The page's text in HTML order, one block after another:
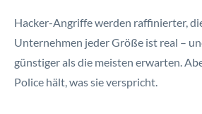
Hacker-Angriffe werden raffinierter,
Unternehmen jeder Größe ist real –
günstiger als die meisten erwarten.
Police hält, was sie verspricht.